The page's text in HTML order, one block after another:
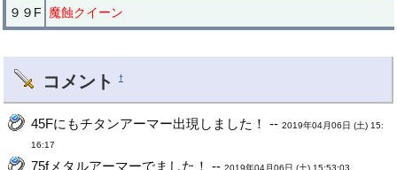
９９F 魔蝕クイーン
コメント †
45Fにもチタンアーマー出現しました！ --2019年04月06日 (土) 15:
16:17
75fメタルアーマーでました！ --2019年04月06日 (土) 15:53:03